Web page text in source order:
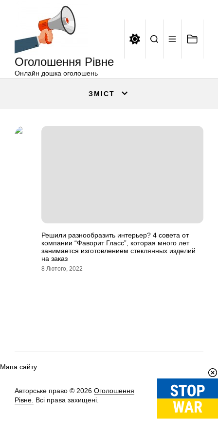
Оголошення Рівне
Онлайн дошка оголошень
ЗМІСТ
Решили разнообразить интерьер? 4 совета от
компании “Фаворит Гласс”, которая много лет
занимается изготовлением стеклянных изделий
на заказ
8 Лютого, 2022
Мапа сайту
Авторське право © 2026 Оголошення
Рівне. Всі права захищені.
Вгору↑